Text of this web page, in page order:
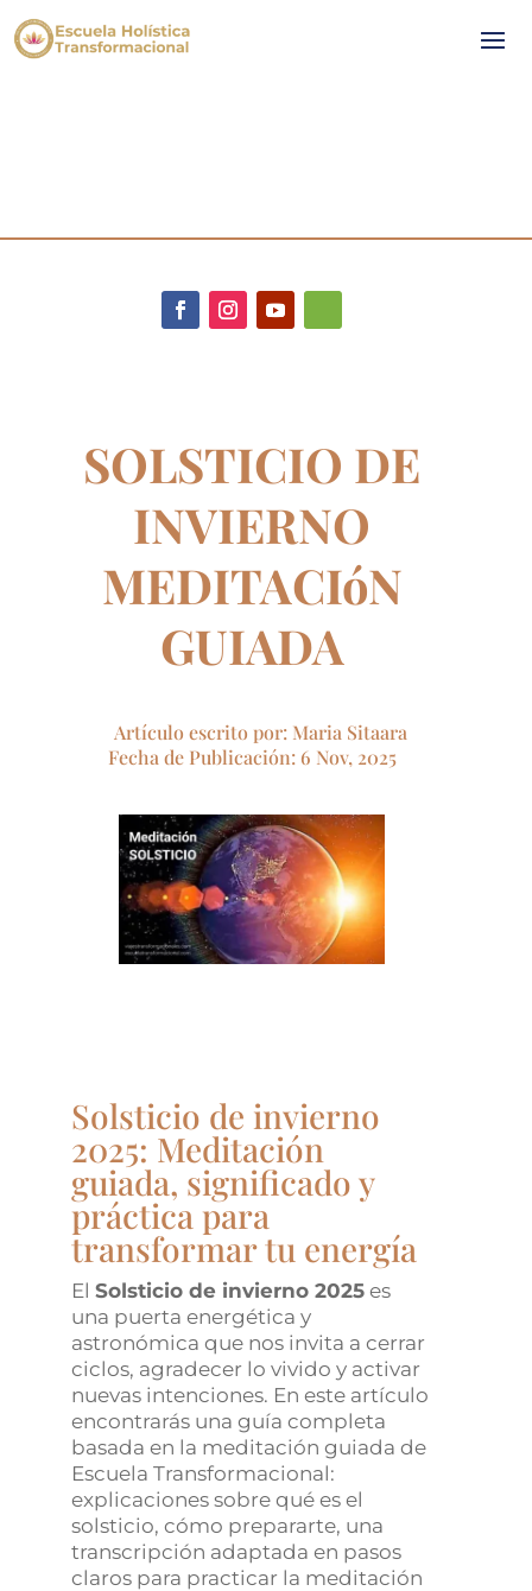
SOLSTICIO DE
INVIERNO
MEDITACIóN
GUIADA
Artículo escrito por: Maria Sitaara
Fecha de Publicación: 6 Nov, 2025
Solsticio de invierno
2025: Meditación
guiada, significado y
práctica para
transformar tu energía
ElSolsticio de invierno 2025 es
una puerta energética y
astronómica que nos invita a cerrar
ciclos, agradecer lo vivido y activar
nuevas intenciones. En este artículo
encontrarás una guía completa
basada en la meditación guiada de
Escuela Transformacional:
explicaciones sobre qué es el
solsticio, cómo prepararte, una
transcripción adaptada en pasos
claros para practicar la meditación